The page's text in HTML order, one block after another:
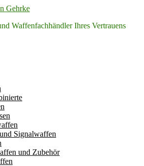
Gehrke
Waffenfachhändler Ihres Vertrauens
Signalwaffen
und Zubehör